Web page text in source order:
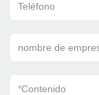
Teléfono
nombre de
*Contenido